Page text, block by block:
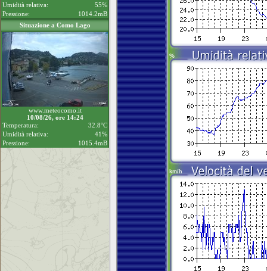
Umidità relativa:
55%
Pressione:
1014.2mB
Situazione a Como Lago
www.meteocomo.it
10/08/26, ore 14:24
Temperatura:
32.8°C
Umidità relativa:
41%
Pressione:
1015.4mB